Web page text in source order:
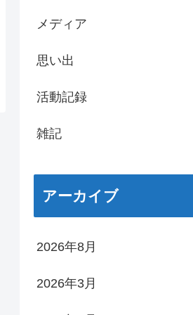
メディア
思い出
活動記録
雑記
アーカイブ
2026年8月
2026年3月